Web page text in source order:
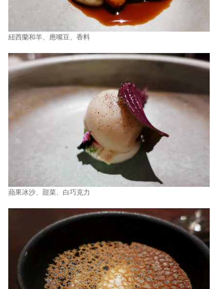
紐西蘭和羊、應嘴豆、香料
蘋果冰沙、甜菜、白巧克力